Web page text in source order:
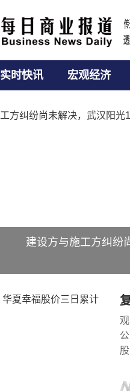
实时快讯 宏观经济
建设方与施工方纠纷